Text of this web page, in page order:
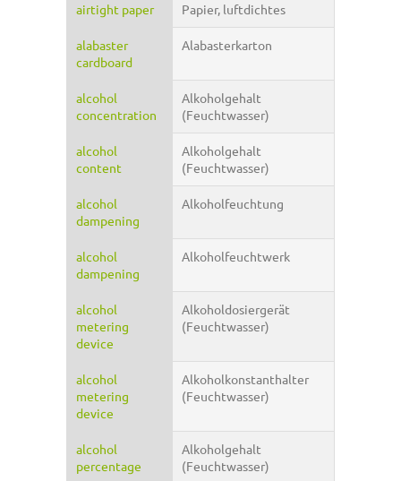
airtight paper Papier, luftdichtes
alabaster
cardboard
Alabasterkarton
alcohol
concentration
Alkoholgehalt
(Feuchtwasser)
alcohol
content
Alkoholgehalt
(Feuchtwasser)
alcohol
dampening
Alkoholfeuchtung
alcohol
dampening
Alkoholfeuchtwerk
alcohol
metering
device
Alkoholdosiergerät
(Feuchtwasser)
alcohol
metering
device
Alkoholkonstanthalter
(Feuchtwasser)
alcohol
percentage
Alkoholgehalt
(Feuchtwasser)